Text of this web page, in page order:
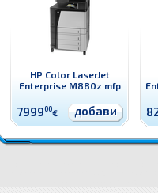
HP Color LaserJet
Enterprise M880z mfp
799900€ добави